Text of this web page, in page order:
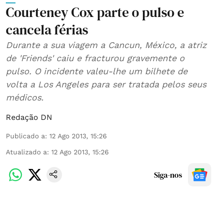
Courteney Cox parte o pulso e
cancela férias
Durante a sua viagem a Cancun, México, a atriz
de 'Friends' caiu e fracturou gravemente o
pulso. O incidente valeu-lhe um bilhete de
volta a Los Angeles para ser tratada pelos seus
médicos.
Redação DN
Publicado a: 12 Ago 2013, 15:26
Atualizado a: 12 Ago 2013, 15:26
Siga-nos